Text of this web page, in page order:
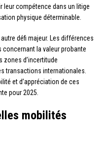
leur compétence dans un litige
physique déterminable.
défi majeur. Les différences
concernant la valeur probante
zones d’incertitude
transactions internationales.
et d’appréciation de ces
pour 2025.
mobilités